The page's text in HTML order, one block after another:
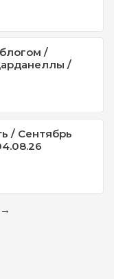
/
/
/ Сентябрь
→